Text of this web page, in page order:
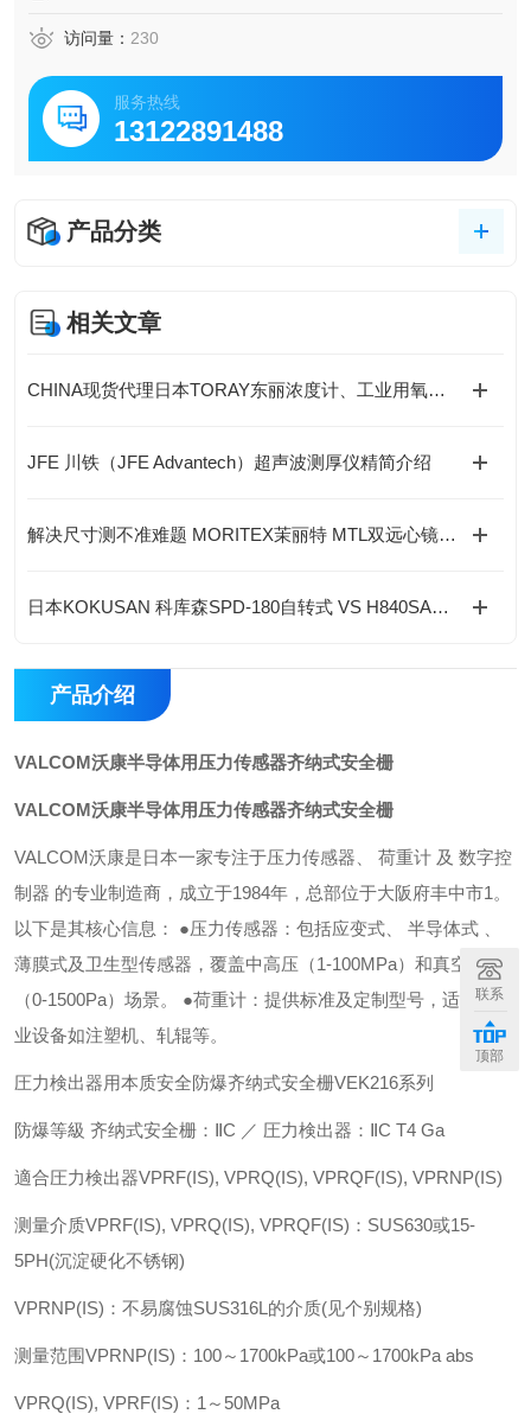
访问量： 230
服务热线
13122891488
产品分类
相关文章
CHINA现货代理日本TORAY东丽浓度计、工业用氧气浓度计
JFE 川铁（JFE Advantech）超声波测厚仪精简介绍
解决尺寸测不准难题 MORITEX茉丽特 MTL双远心镜头批量检测
日本KOKUSAN 科库森SPD-180自转式 VS H840SA对向式远心干燥机 全解析
产品介绍
VALCOM沃康半导体用压力传感器齐纳式安全栅
VALCOM沃康半导体用压力传感器齐纳式安全栅
VALCOM沃康是日本一家专注于压力传感器、 荷重计 及 数字控
制器 的专业制造商，成立于1984年，总部位于大阪府丰中市1。
以下是其核心信息： ●压力传感器：包括应变式、 半导体式 、
薄膜式及卫生型传感器，覆盖中高压（1-100MPa）和真空测量
（0-1500Pa）场景。 ●荷重计：提供标准及定制型号，适用于工
业设备如注塑机、轧辊等。
圧力検出器用本质安全防爆齐纳式安全栅VEK216系列
防爆等級 齐纳式安全栅：ⅡC ／ 圧力検出器：ⅡC T4 Ga
適合圧力検出器VPRF(IS), VPRQ(IS), VPRQF(IS), VPRNP(IS)
测量介质VPRF(IS), VPRQ(IS), VPRQF(IS)：SUS630或15-
5PH(沉淀硬化不锈钢)
VPRNP(IS)：不易腐蚀SUS316L的介质(见个别规格)
测量范围VPRNP(IS)：100～1700kPa或100～1700kPa abs
VPRQ(IS), VPRF(IS)：1～50MPa
联系
顶部